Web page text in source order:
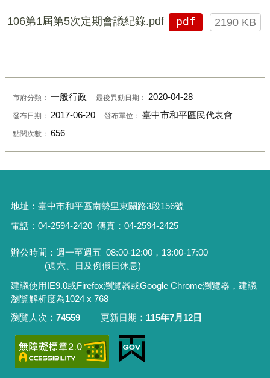
106第1屆第5次定期會議紀錄.pdf pdf 2190 KB
市府分類： 一般行政 最後異動日期： 2020-04-28
發布日期： 2017-06-20 發布單位： 臺中市和平區民代表會
點閱次數： 656
地址： 臺中市和平區南勢里東關路3段156號
電話：04-2594-2420 傳真：04-2594-2425
辦公時間：週一至週五 08:00-12:00，13:00-17:00
(週六、日及例假日休息)
建議使用IE9.0或Firefox瀏覽器或Google Chrome瀏覽器，建議
瀏覽解析度為1024 x 768
瀏覽人次
74559 更新日期 115年7月12日